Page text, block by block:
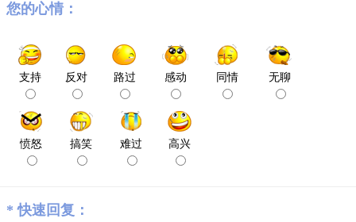
您的心情：
支持 反对 路过 感动 同情 无聊
愤怒 搞笑 难过 高兴
* 快速回复：